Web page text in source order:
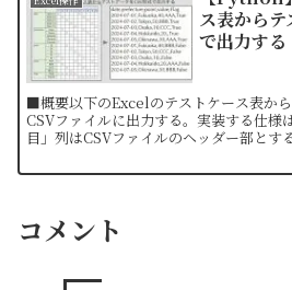
ス表から
で出力する
■概要以下のExcelのテストケース表から
CSVファイルに出力する。実装する仕様
目」列はCSVファイルのヘッダー部とす
コメント